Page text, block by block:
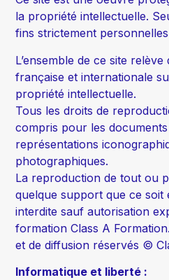
la propriété intellectuelle.
fins strictement
L’ensemble de ce site
française et internationale
propriété intellectuelle.
Tous les droits de
compris pour les
représentations
photographiques.
La reproduction de tout ou
quelque support que ce soit
interdite sauf autorisation
formation Class A
et de diffusion réservés ©
Informatique et liberté :